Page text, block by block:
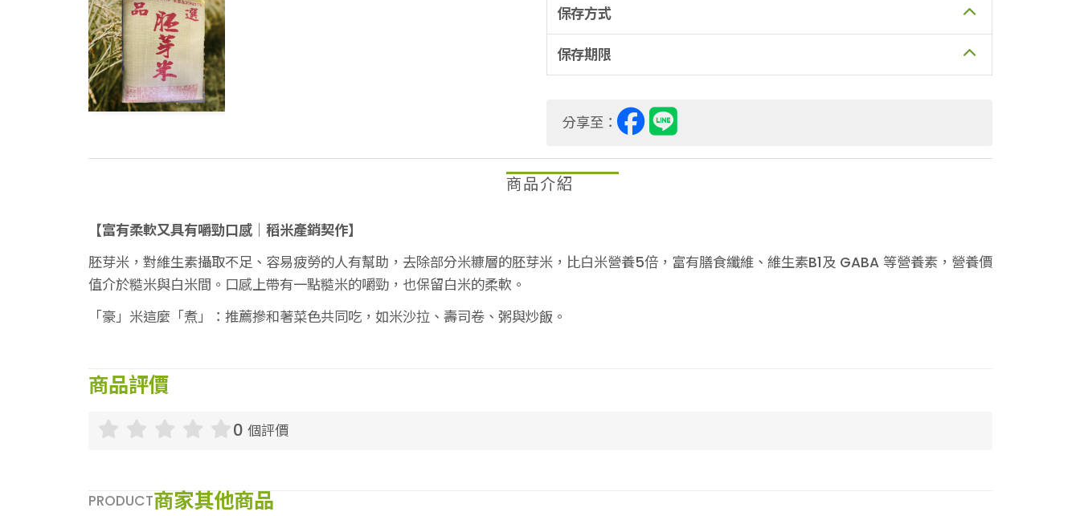
保存方式
保存期限
分享至：
商品介紹
【富有柔軟又具有嚼勁口感│稻米產銷契作】
胚芽米，對維生素攝取不足、容易疲勞的人有幫助，去除部分米糠層的胚芽米，比白米營養5倍，富有膳食纖維、維生素B1及 GABA 等營養素，營養價
值介於糙米與白米間。口感上帶有一點糙米的嚼勁，也保留白米的柔軟。
「豪」米這麼「煮」：推薦摻和著菜色共同吃，如米沙拉、壽司卷、粥與炒飯。
商品評價
0 個評價
PRODUCT商家其他商品